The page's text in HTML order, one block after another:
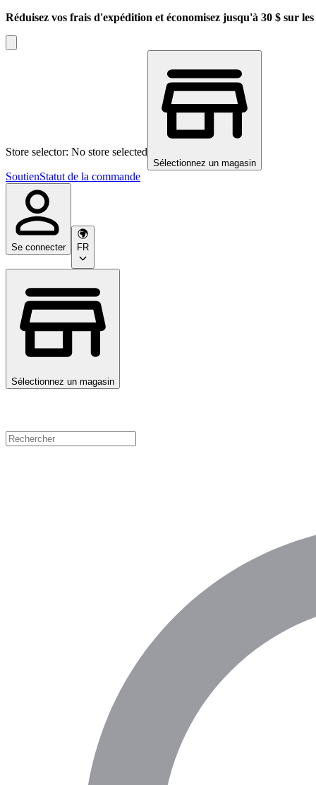
Réduisez vos frais d'expédition et économisez jusqu'à 30 $ sur
Store selector: No store selected
Sélectionnez un magasin
SoutienStatut de la commande
Se connecter FR
Sélectionnez un magasin